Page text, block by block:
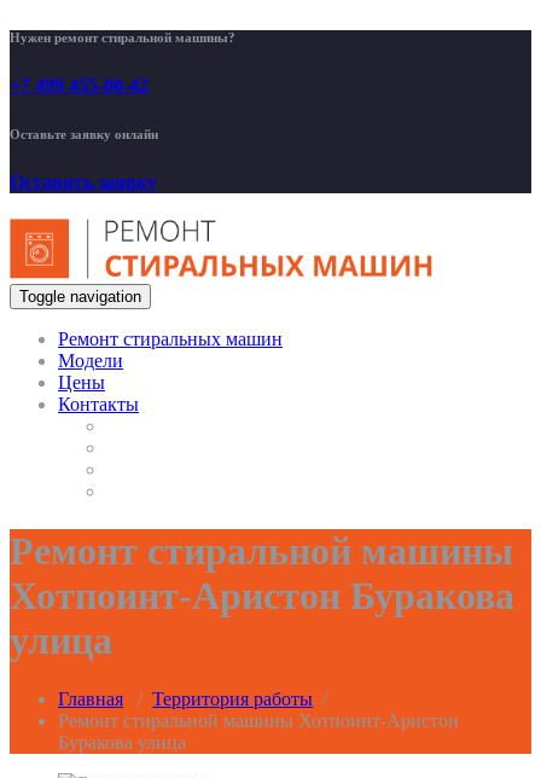
Нужен ремонт стиральной машины?
+7 499 455-00-42
Оставьте заявку онлайн
Оставить заявку
Toggle navigation
Ремонт стиральных машин
Модели
Цены
Контакты
Ремонт стиральной машины
Хотпоинт-Аристон Буракова
улица
Главная / Территория работы /
Ремонт стиральной машины Хотпоинт-Аристон
Буракова улица